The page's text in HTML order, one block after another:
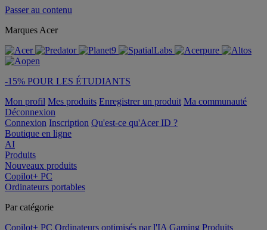
Passer au contenu
Marques Acer
-15% POUR LES ÉTUDIANTS
Mon profil Mes produits Enregistrer un produit Ma communauté
Déconnexion
Connexion Inscription Qu'est-ce qu'Acer ID ?
Boutique en ligne
AI
Produits
Nouveaux produits
Copilot+ PC
Ordinateurs portables
Par catégorie
Copilot+ PC Ordinateurs optimisés par l'IA Gaming Produits